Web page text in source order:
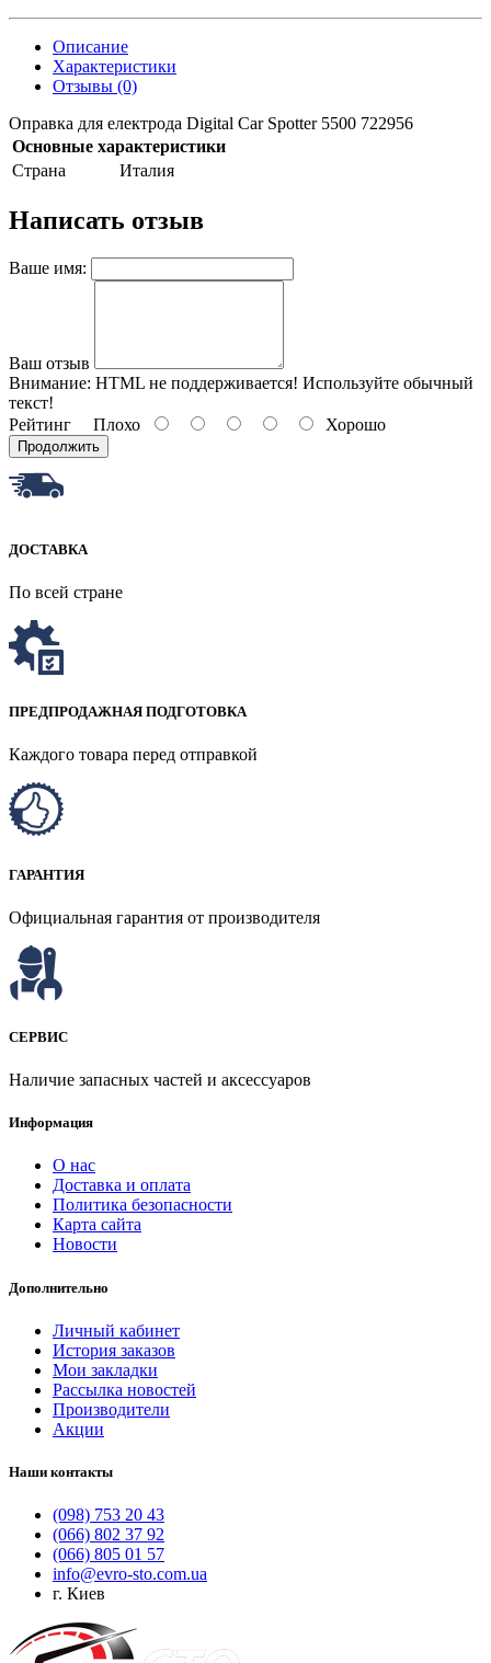
Описание
Характеристики
Отзывы (0)
Оправка для електрода Digital Car Spotter 5500 722956
Основные характеристики
Страна
Италия
Написать отзыв
Ваше имя:
Ваш отзыв
Внимание: HTML не поддерживается! Используйте обычный
текст!
Рейтинг Плохо Хорошо
Продолжить
ДОСТАВКА
По всей стране
ПРЕДПРОДАЖНАЯ ПОДГОТОВКА
Каждого товара перед отправкой
ГАРАНТИЯ
Официальная гарантия от производителя
СЕРВИС
Наличие запасных частей и аксессуаров
Информация
О нас
Доставка и оплата
Политика безопасности
Карта сайта
Новости
Дополнительно
Личный кабинет
История заказов
Мои закладки
Рассылка новостей
Производители
Акции
Наши контакты
(098) 753 20 43
(066) 802 37 92
(066) 805 01 57
info@evro-sto.com.ua
г. Киев